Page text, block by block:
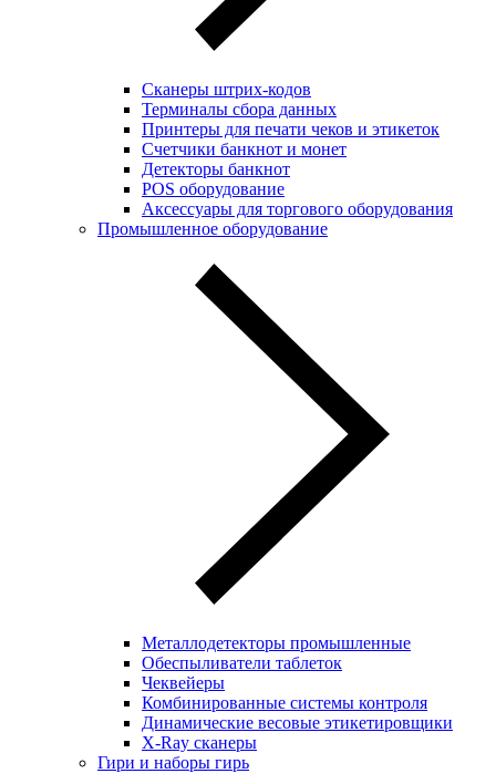
Сканеры штрих-кодов
Терминалы сбора данных
Принтеры для печати чеков и этикеток
Cчетчики банкнот и монет
Детекторы банкнот
POS оборудование
Аксессуары для торгового оборудования
Промышленное оборудование
Металлодетекторы промышленные
Обеспыливатели таблеток
Чеквейеры
Комбинированные системы контроля
Динамические весовые этикетировщики
X-Ray сканеры
Гири и наборы гирь